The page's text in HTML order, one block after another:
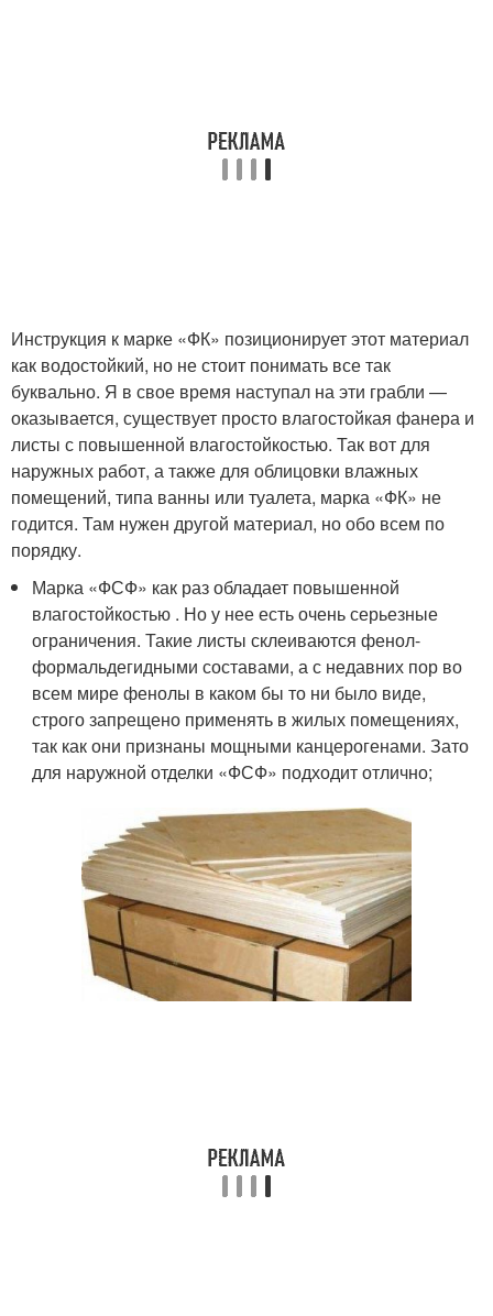
Инструкция к марке «ФК» позиционирует этот материал
как водостойкий, но не стоит понимать все так
буквально. Я в свое время наступал на эти грабли —
оказывается, существует просто влагостойкая фанера и
листы с повышенной влагостойкостью. Так вот для
наружных работ, а также для облицовки влажных
помещений, типа ванны или туалета, марка «ФК» не
годится. Там нужен другой материал, но обо всем по
порядку.
Марка «ФСФ» как раз обладает повышенной
влагостойкостью . Но у нее есть очень серьезные
ограничения. Такие листы склеиваются фенол-
формальдегидными составами, а с недавних пор во
всем мире фенолы в каком бы то ни было виде,
строго запрещено применять в жилых помещениях,
так как они признаны мощными канцерогенами. Зато
для наружной отделки «ФСФ» подходит отлично;